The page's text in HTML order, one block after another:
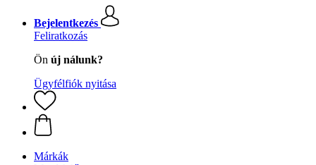
Bejelentkezés
Feliratkozás
Ön új nálunk?
Ügyfélfiók nyitása
Márkák